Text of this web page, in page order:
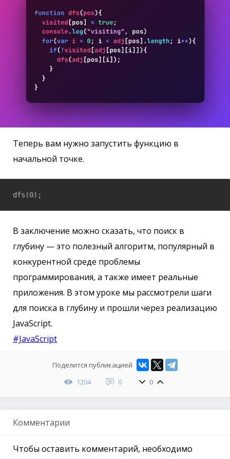
Теперь вам нужно запустить функцию в
начальной точке.
dfs(0);
В заключение можно сказать, что поиск в
глубину — это полезный алгоритм, популярный в
конкурентной среде проблемы
программирования, а также имеет реальные
приложения. В этом уроке мы рассмотрели шаги
для поиска в глубину и прошли через реализацию
JavaScript.
#JavaScript
Поделится публикацией
1204
0 0
Комментарии
Чтобы оставить комментарий, необходимо